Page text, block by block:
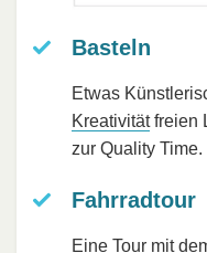
Basteln
Etwas
Kreativitätfreien
zur Quality Time.
Fahrradtour
Eine Tour mit